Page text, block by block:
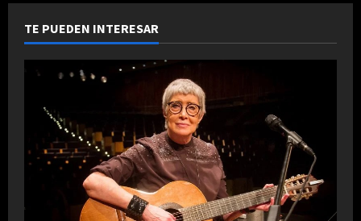
TE PUEDEN INTERESAR